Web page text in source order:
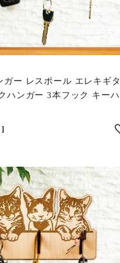
ガー レスポール エレキギタ
ハンガー 3本フック キーハ